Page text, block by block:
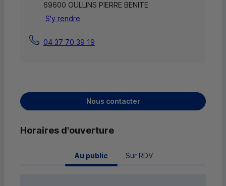
69600 OULLINS PIERRE BENITE
S'y rendre
04 37 70 39 19
Nous contacter
Horaires d'ouverture
Au public Sur RDV